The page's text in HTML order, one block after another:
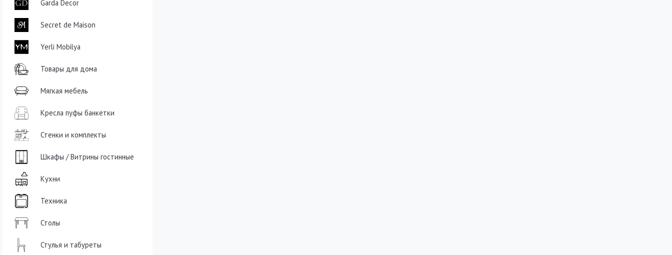
Garda Decor
Secret de Maison
Yerli Mobilya
Товары для дома
Мягкая мебель
Кресла пуфы банкетки
Стенки и комплекты
Шкафы / Витрины гостинные
Кухни
Техника
Столы
Стулья и табуреты